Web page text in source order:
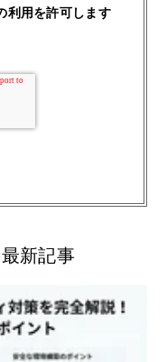
利用を許可します
新記事